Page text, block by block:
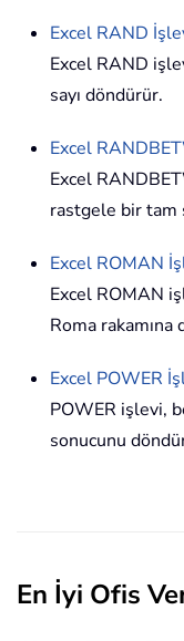
Excel RAND
Excel RAND
sayı döndürür.
Excel
Excel
rastgele bir tam
Excel ROMAN
Excel ROMAN
Roma rakamına
Excel POWER
POWER işlevi,
sonucunu
En İyi Ofis